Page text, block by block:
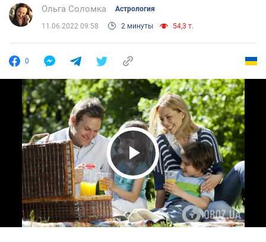
Ольга Соломка Астрология
11.06.2022 09:58 2 минуты 54,3 т.
0
Play Video